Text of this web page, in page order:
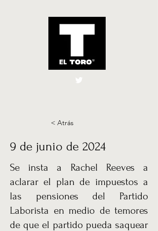
El Toro España
< Atrás
9 de junio de 2024
Se insta a Rachel Reeves a
aclarar el plan de impuestos a
las pensiones del Partido
Laborista en medio de temores
de que el partido pueda saquear